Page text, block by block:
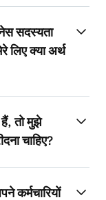
सदस्यता
क्या अर्थ
तो मुझे
चाहिए?
कर्मचारियों